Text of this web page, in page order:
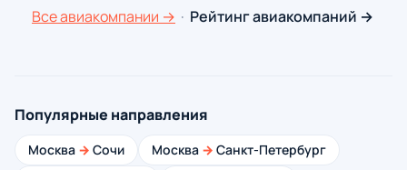
Все авиакомпании → · Рейтинг авиакомпаний →
Популярные направления
Москва → Сочи Москва → Санкт-Петербург